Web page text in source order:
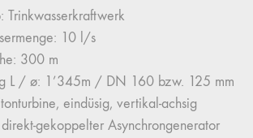
Trinkwasserkraftwerk
10 l/s
300 m
L / ø: 1’345m / DN 160 bzw. 125 mm
eindüsig, vertikal-achsig
gekoppelter Asynchrongenerator